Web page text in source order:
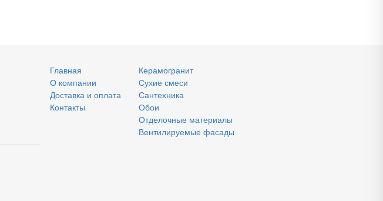
Главная
О компании
Доставка и оплата
Контакты
Керамогранит
Сухие смеси
Сантехника
Обои
Отделочные материалы
Вентилируемые фасады